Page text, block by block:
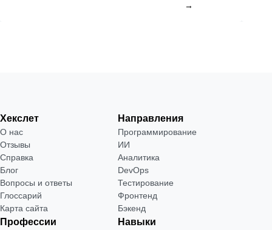
→
Хекслет
О нас
Отзывы
Справка
Блог
Вопросы и ответы
Глоссарий
Карта сайта
Направления
Программирование
ИИ
Аналитика
DevOps
Тестирование
Фронтенд
Бэкенд
Профессии Навыки